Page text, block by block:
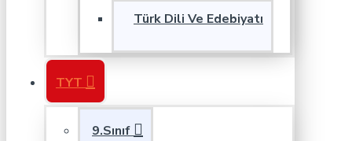
Türk Dili Ve Edebiyatı
TYT
9.Sınıf